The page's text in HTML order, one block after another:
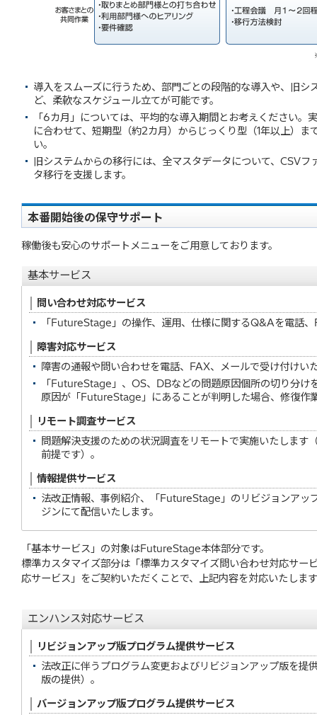
導入をスムーズに行うため、部門ごとの段階的な導入や、旧
ど、柔軟なスケジュール立てが可能です。
「6カ月」については、平均的な導入期間とお考えください。
に合わせて、短期型（約2カ月）からじっくり型（1年以上）
い。
旧システムからの移行には、全マスタデータについて、CSV
タ移行を支援します。
本番開始後の保守サポート
稼働後も安心のサポートメニューをご用意しております。
基本サービス
問い合わせ対応サービス
「FutureStage」の操作、運用、仕様に関するQ&Aを電話
障害対応サービス
障害の通報や問い合わせを電話、FAX、メールで受け付けい
「FutureStage」、OS、DBなどの問題原因個所の切り分け
原因が「FutureStage」にあることが判明した場合、修復作
リモート調査サービス
問題解決支援のための状況調査をリモートで実施いたします
前提です）。
情報提供サービス
法改正情報、事例紹介、「FutureStage」のリビジョンアッ
ジンにて配信いたします。
「基本サービス」の対象はFutureStage本体部分です。
標準カスタマイズ部分は「標準カスタマイズ問い合わせ対応サー
応サービス」をご契約いただくことで、上記内容を対応いたしま
エンハンス対応サービス
リビジョンアップ版プログラム提供サービス
法改正に伴うプログラム変更およびリビジョンアップ版を提
版の提供）。
バージョンアップ版プログラム提供サービス